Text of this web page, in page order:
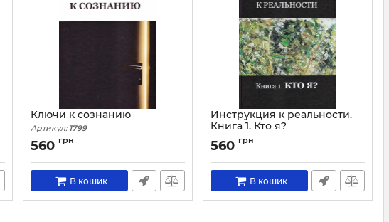
Ключи к сознанию
Артикул: 1799
560 грн
В кошик
Инструкция к реальности.
Книга 1. Кто я?
Артикул: 1784
560 грн
В кошик